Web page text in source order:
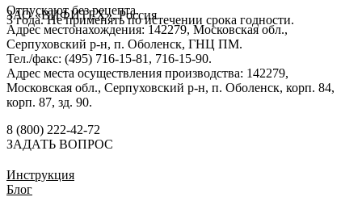
3 года. Не применять по истечении срока годности.
Отпускают без рецепта.
ЗАО «ВИФИТЕХ», Россия
Адрес местонахождения: 142279, Московская обл.,
Серпуховский р-н, п. Оболенск, ГНЦ ПМ.
Тел./факс: (495) 716-15-81, 716-15-90.
Адрес места осуществления производства: 142279,
Московская обл., Серпуховский р-н, п. Оболенск, корп. 84,
корп. 87, зд. 90.
8 (800) 222-42-72
ЗАДАТЬ ВОПРОС
Инструкция
Блог